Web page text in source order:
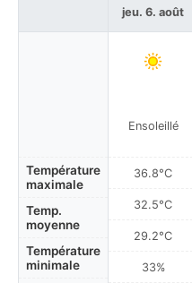
Température
maximale
Temp.
moyenne
Température
minimale
jeu. 6. août
Ensoleillé
36.8°C
32.5°C
29.2°C
33%